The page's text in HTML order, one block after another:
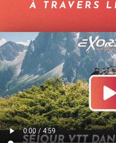
À TRAVERS